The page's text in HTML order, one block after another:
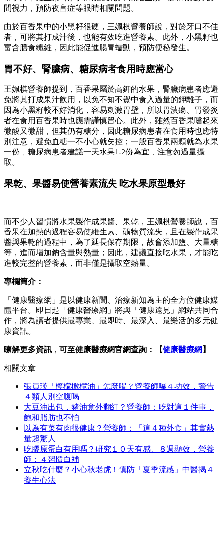
間視力，預防夜盲症等眼睛相關問題。
由於百香果中的小黑籽很硬，王姵棋營養師說，對於牙口不佳
者，可將其打成汁後，也能有效吃進營養素。此外，小黑籽也
富含膳食纖維，因此能促進腸胃蠕動，預防便秘發生。
胃不好、腎臟病、糖尿病者食用時應當心
王姵棋營養師提到，百香果屬於高鉀的水果，腎臟病患者應避
免將其打成果汁飲用，以免不知不覺中食入過量的鉀離子，而
因為小黑籽較不好消化，容易刺激胃壁，所以胃潰瘍、胃發炎
者在食用百香果時也應需謹慎留心。此外，雖然百香果嚐起來
微酸又微甜，但其仍有糖分，因此糖尿病患者在食用時也應特
別注意，避免血糖一不小心就失控；一般百香果兩顆就為水果
一份，糖尿病患者建議一天水果1-2份為宜，注意勿過量攝
取。
果乾、果醬易使營養素流失 吃水果原型最好
而不少人習慣將水果製作成果醬、果乾，王姵棋營養師說，百
香果在加熱的過程容易使維生素、礦物質流失，且在製作成果
醬與果乾的過程中，為了延長保存期限，故會添加鹽、大量糖
等，進而增加鈉含量與熱量；因此，建議直接吃水果，才能吃
進較完整的營養素，而非僅是攝取空熱量。
專欄簡介：
「健康醫療網」是以健康新聞、治療新知為主的全方位健康媒
體平台。即日起「健康醫療網」將與「健康遠見」網站共同合
作，將為讀者提供最專業、最即時、最深入、最樂活的多元健
康資訊。
瞭解更多資訊，可至健康醫療網官網查詢：【健康醫療網 】
相關文章
張員瑛「檸檬橄欖油」怎麼喝？營養師曝４功效，警告
４類人別空腹喝
大豆油出包，豬油意外翻紅？營養師：吃對這１件事，
飽和脂肪也不怕
以為有菜有肉很健康？營養師：「這４種外食」其實熱
量超驚人
吃膠原蛋白有用嗎？研究１０天有感、８週顯效，營養
師：４習慣白補
立秋吃什麼？小心秋老虎！慎防「夏季流感」中醫揭４
養生心法